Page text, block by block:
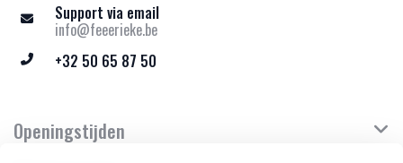
Support via email
info@feeerieke.be
+32 50 65 87 50
Openingstijden